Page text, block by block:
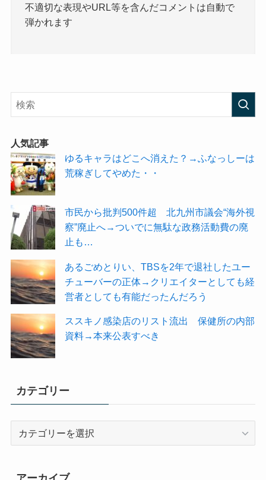
不適切な表現やURL等を含んだコメントは自動で
弾かれます
人気記事
ゆるキャラはどこへ消えた？→ふなっしーは
荒稼ぎしてやめた・・
市民から批判500件超 北九州市議会“海外視
察”廃止へ→ついでに無駄な政務活動費の廃
止も…
あるごめとりい、TBSを2年で退社したユー
チューバーの正体→クリエイターとしても経
営者としても有能だったんだろう
ススキノ感染店のリスト流出 保健所の内部
資料→本来公表すべき
カテゴリー
リ